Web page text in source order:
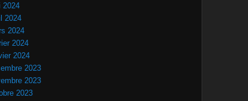
2024
2024
2024
2024
2024
2023
2023
2023